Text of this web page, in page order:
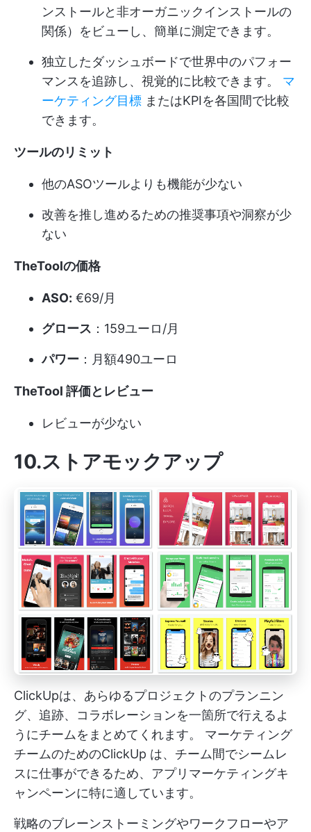
ンストールと非オーガニックインストールの
関係）をビューし、簡単に測定できます。
独立したダッシュボードで世界中のパフォー
マンスを追跡し、視覚的に比較できます。
マ
ーケティング目標 またはKPIを各国間で比較
できます。
ツールのリミット
他のASOツールよりも機能が少ない
改善を推し進めるための推奨事項や洞察が少
ない
TheToolの価格
ASO: €69/月
グロース ：159ユーロ/月
パワー ：月額490ユーロ
TheTool 評価とレビュー
レビューが少ない
10.ストアモックアップ
ClickUpは、あらゆるプロジェクトのプランニン
グ、追跡、コラボレーションを一箇所で行えるよ
うにチームをまとめてくれます。 マーケティング
チームのためのClickUp は、チーム間でシームレ
スに仕事ができるため、アプリマーケティングキ
ャンペーンに特に適しています。
戦略のブレーンストーミングやワークフローやア